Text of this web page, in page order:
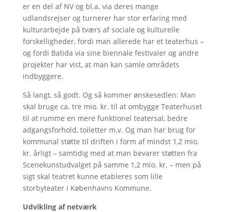
er en del af NV og bl.a. via deres mange
udlandsrejser og turnerer har stor erfaring med
kulturarbejde på tværs af sociale og kulturelle
forskelligheder, fordi man allerede har et teaterhus –
og fordi Batida via sine biennale festivaler og andre
projekter har vist, at man kan samle områdets
indbyggere.
Så langt, så godt. Og så kommer ønskesedlen: Man
skal bruge ca. tre mio. kr. til at ombygge Teaterhuset
til at rumme en mere funktionel teatersal, bedre
adgangsforhold, toiletter m.v. Og man har brug for
kommunal støtte til driften i form af mindst 1,2 mio.
kr. årligt – samtidig med at man bevarer støtten fra
Scenekunstudvalget på samme 1,2 mio. kr. – men på
sigt skal teatret kunne etableres som lille
storbyteater i Københavns Kommune.
Udvikling af netværk